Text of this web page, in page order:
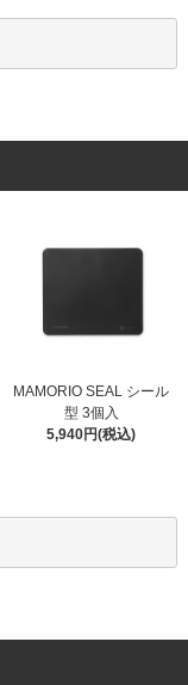
MAMORIO SEAL シール
型 3個入
5,940円(税込)